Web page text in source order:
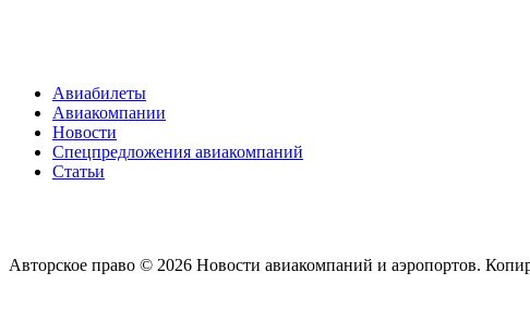
Авиабилеты
Авиакомпании
Новости
Спецпредложения авиакомпаний
Статьи
Авторское право © 2026 Новости авиакомпаний и аэропортов.